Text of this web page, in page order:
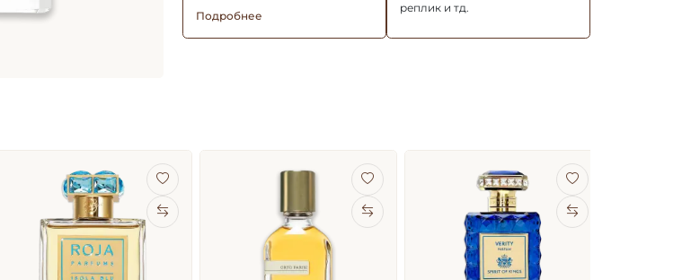
Подробнее
реплик и тд.